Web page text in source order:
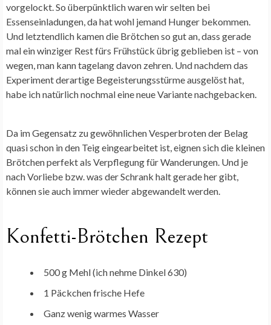
vorgelockt. So überpünktlich waren wir selten bei
Essenseinladungen, da hat wohl jemand Hunger bekommen.
Und letztendlich kamen die Brötchen so gut an, dass gerade
mal ein winziger Rest fürs Frühstück übrig geblieben ist – von
wegen, man kann tagelang davon zehren. Und nachdem das
Experiment derartige Begeisterungsstürme ausgelöst hat,
habe ich natürlich nochmal eine neue Variante nachgebacken.
Da im Gegensatz zu gewöhnlichen Vesperbroten der Belag
quasi schon in den Teig eingearbeitet ist, eignen sich die kleinen
Brötchen perfekt als Verpflegung für Wanderungen. Und je
nach Vorliebe bzw. was der Schrank halt gerade her gibt,
können sie auch immer wieder abgewandelt werden.
Konfetti-Brötchen Rezept
500 g Mehl (ich nehme Dinkel 630)
1 Päckchen frische Hefe
Ganz wenig warmes Wasser